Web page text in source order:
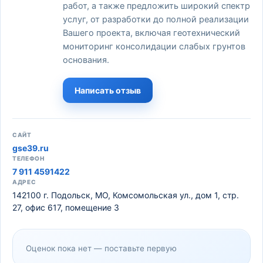
работ, а также предложить широкий спектр
услуг, от разработки до полной реализации
Вашего проекта, включая геотехнический
мониторинг консолидации слабых грунтов
основания.
Написать отзыв
САЙТ
gse39.ru
ТЕЛЕФОН
7 911 4591422
АДРЕС
142100 г. Подольск, МО, Комсомольская ул., дом 1, стр.
27, офис 617, помещение 3
Оценок пока нет — поставьте первую